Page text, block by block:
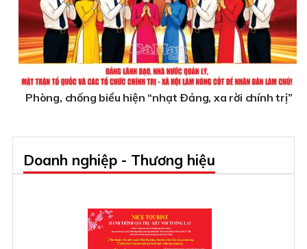
Phòng, chống biểu hiện “nhạt Ðảng, xa rời chính trị”
Doanh nghiệp - Thương hiệu